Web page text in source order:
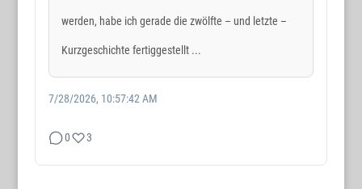
werden, habe ich gerade die zwölfte – und letzte –
Kurzgeschichte fertiggestellt ...
7/28/2026, 10:57:42 AM
0 3